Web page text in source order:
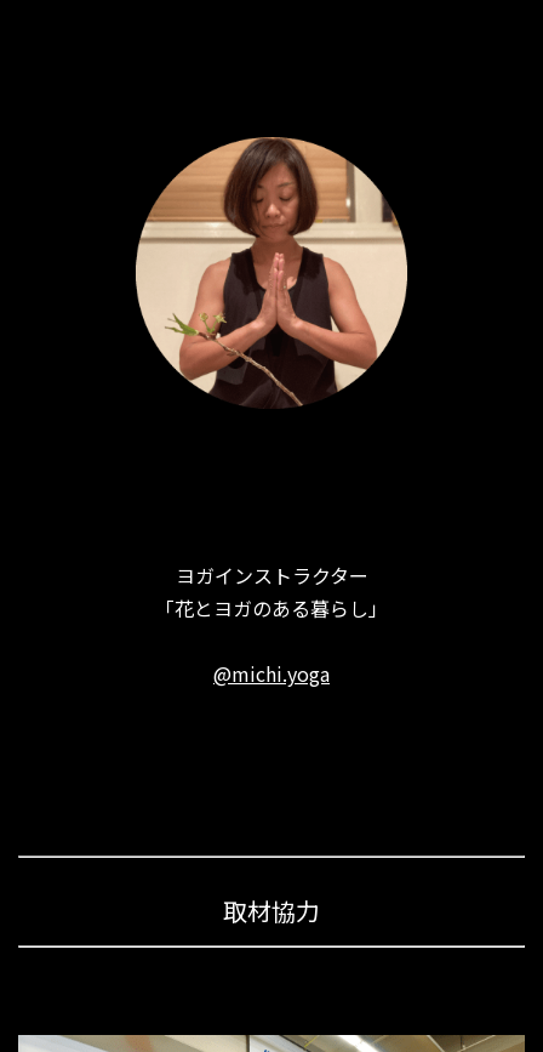
ヨガインストラクター
「花とヨガのある暮らし」
@michi.yoga
取材協力